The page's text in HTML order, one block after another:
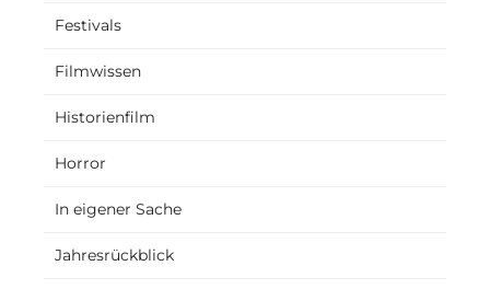
Festivals
Filmwissen
Historienfilm
Horror
In eigener Sache
Jahresrückblick